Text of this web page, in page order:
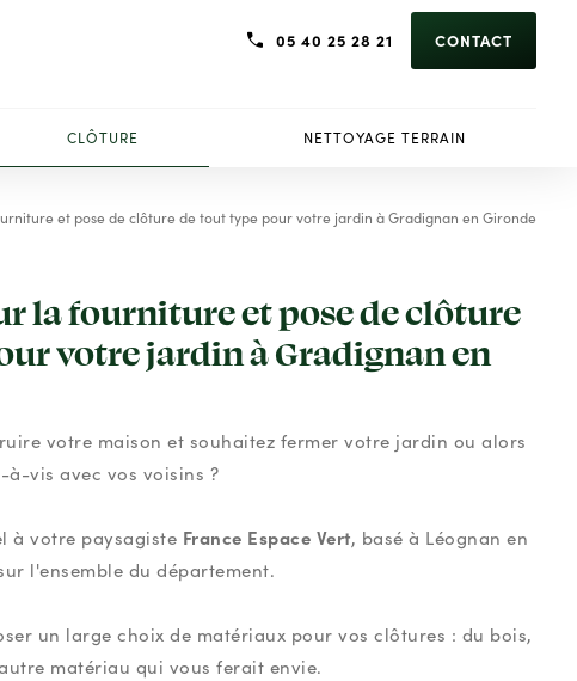
05 40 25 28 21 CONTACT
CLÔTURE NETTOYAGE TERRAIN
et pose de clôture de tout type pour votre jardin à Gradignan en Gironde
la fourniture et pose de clôture
votre jardin à Gradignan en
votre maison et souhaitez fermer votre jardin ou alors
vis avec vos voisins ?
à votre paysagiste France Espace Vert, basé à Léognan en
l'ensemble du département.
un large choix de matériaux pour vos clôtures : du bois,
matériau qui vous ferait envie.